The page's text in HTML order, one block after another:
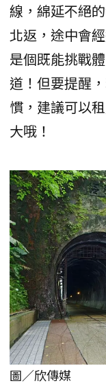
線，綿延不絕
北返，途中會
是個既能挑戰
道！但要提醒
慣，建議可以
大哦！
圖／欣傳媒